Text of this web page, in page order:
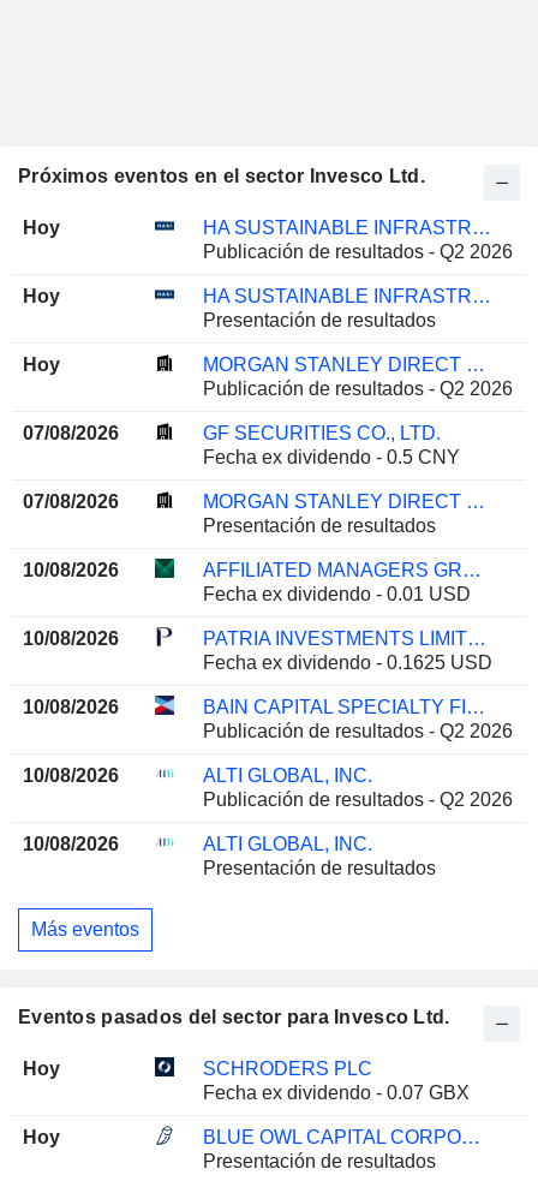
Próximos eventos en el sector Invesco Ltd.
Hoy
HA SUSTAINABLE INFRASTRUCTURE CAPITAL, INC.
Publicación de resultados - Q2 2026
Hoy
HA SUSTAINABLE INFRASTRUCTURE CAPITAL, INC.
Presentación de resultados
Hoy
MORGAN STANLEY DIRECT LENDING FUND
Publicación de resultados - Q2 2026
07/08/2026
GF SECURITIES CO., LTD.
Fecha ex dividendo - 0.5 CNY
07/08/2026
MORGAN STANLEY DIRECT LENDING FUND
Presentación de resultados
10/08/2026
AFFILIATED MANAGERS GROUP, INC.
Fecha ex dividendo - 0.01 USD
10/08/2026
PATRIA INVESTMENTS LIMITED
Fecha ex dividendo - 0.1625 USD
10/08/2026
BAIN CAPITAL SPECIALTY FINANCE, INC.
Publicación de resultados - Q2 2026
10/08/2026
ALTI GLOBAL, INC.
Publicación de resultados - Q2 2026
10/08/2026
ALTI GLOBAL, INC.
Presentación de resultados
Más eventos
Eventos pasados del sector para Invesco Ltd.
Hoy
SCHRODERS PLC
Fecha ex dividendo - 0.07 GBX
Hoy
BLUE OWL CAPITAL CORPORATION
Presentación de resultados